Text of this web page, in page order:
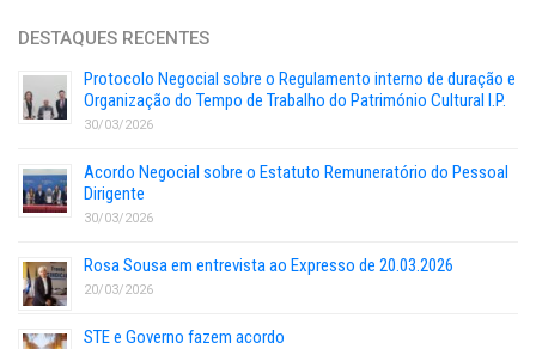
DESTAQUES RECENTES
Protocolo Negocial sobre o Regulamento interno de duração e
Organização do Tempo de Trabalho do Património Cultural I.P.
30/03/2026
Acordo Negocial sobre o Estatuto Remuneratório do Pessoal
Dirigente
30/03/2026
Rosa Sousa em entrevista ao Expresso de 20.03.2026
20/03/2026
STE e Governo fazem acordo